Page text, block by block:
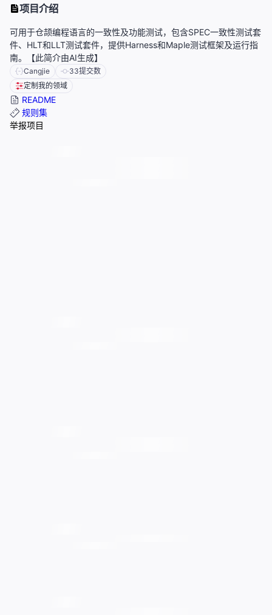
项目介绍
可用于仓颉编程语言的一致性及功能测试，包含SPEC一致性测试套
件、HLT和LLT测试套件，提供Harness和Maple测试框架及运行指
南。【此简介由AI生成】
Cangjie 33提交数
定制我的领域
README
规则集
举报项目